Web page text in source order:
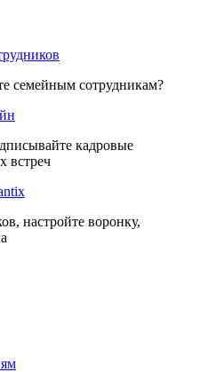
семейным сотрудникам?
кадровые
встреч
настройте воронку,